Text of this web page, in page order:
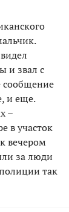
и звал с
сообщение
и еще.
–
в участок
вечером
за люди
так